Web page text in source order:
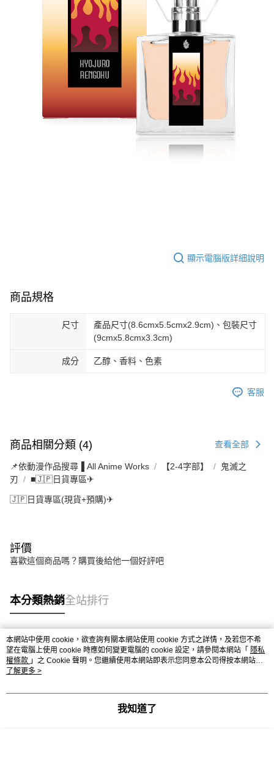
顯示電腦版詳細說明
商品規格
尺寸
產品尺寸(8.6cmx5.5cmx2.9cm)、包裝尺寸
(9cmx5.8cmx3.3cm)
成分 乙醇、香料、色素
客服
商品相關分類 (4) 查看全部
📌依動漫作品搜尋▐ All Anime Works 【2-4字部】
鬼滅之
刃
■🇯🇵日貨專區✈
🇯🇵日貨專區(現貨+預購)✈
評價
喜歡這個商品嗎？購買後給他一個好評吧
本分類熱銷全站排行
熱門標籤
本網站中使用 cookie，欲查詢有關本網站使用 cookie 方式之詳情，及若您不希
望在電腦上使用 cookie 時應如何變更電腦的 cookie 設定，請參閱本網站「 隱私
權條款 」之 Cookie 聲明。您繼續使用本網站即表示您同意本公司得按本網站使
用條款之 Cookie 聲明使用 cookie。
了解更多 >
我知道了